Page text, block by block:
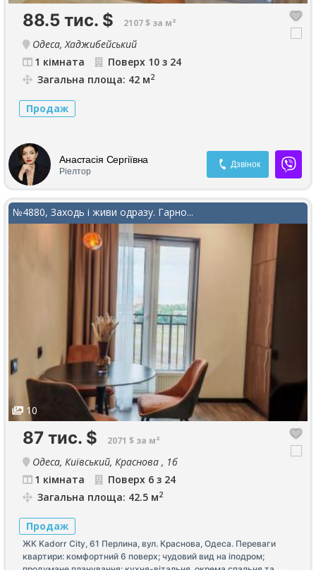
88.5 тис. $ 2107 $ за м²
Одеса, Хаджибейський
1 кімната
Поверх 10 з 24
Загальна площа: 42 м2
Продаж
Анастасія Сергіївна
Ріелтор
Дзвінок
№4880, Заходь і живи одразу. Гарно...
10
87 тис. $ 2071 $ за м²
Одеса, Київський, Краснова , 1б
1 кімната
Поверх 6 з 24
Загальна площа: 42.5 м2
Продаж
ЖК Kadorr City, 61 Перлина, вул. Краснова, Одеса. Переваги
квартири: комфортний 6 поверх; чудовий вид на іподром;